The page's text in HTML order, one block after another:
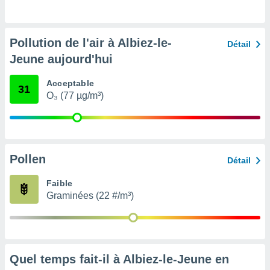
ou
de la
des
notre
Pollution de l'air à Albiez-le-
Jeune aujourd'hui
Détail
31 Acceptable
O₃ (77 µg/m³)
Pollen Détail
Faible
Graminées (22 #/m³)
Quel temps fait-il à Albiez-le-Jeune en